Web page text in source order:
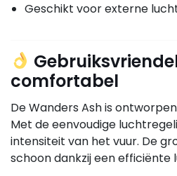
Geschikt voor externe
comfortabel
De Wanders Ash is
Met de eenvoudige
intensiteit van het vuur. De
schoon dankzij een efficiënte